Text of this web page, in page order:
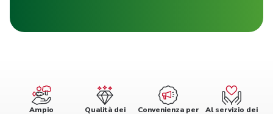
Ampio
Qualità dei
Convenienza per
Al servizio dei